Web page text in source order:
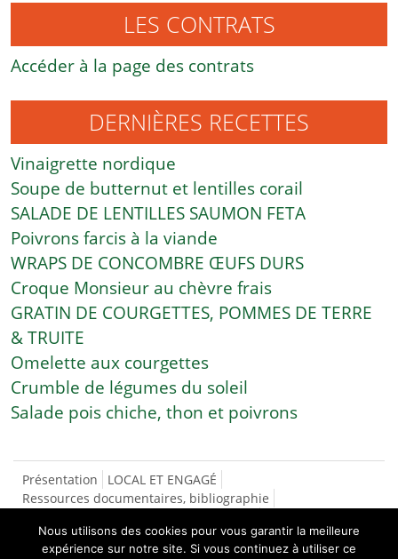
LES CONTRATS
Accéder à la page des contrats
DERNIÈRES RECETTES
Vinaigrette nordique
Soupe de butternut et lentilles corail
SALADE DE LENTILLES SAUMON FETA
Poivrons farcis à la viande
WRAPS DE CONCOMBRE ŒUFS DURS
Croque Monsieur au chèvre frais
GRATIN DE COURGETTES, POMMES DE TERRE
& TRUITE
Omelette aux courgettes
Crumble de légumes du soleil
Salade pois chiche, thon et poivrons
Présentation
LOCAL ET ENGAGÉ
Ressources documentaires, bibliographie
CONTACTS/INSCRIPTIONS LES RECETTES
NOS PRODUCTEURS
Nous utilisons des cookies pour vous garantir la meilleure
expérience sur notre site. Si vous continuez à utiliser ce